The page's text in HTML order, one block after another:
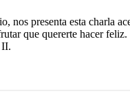
presenta esta charla
que quererte hacer feliz.
II.